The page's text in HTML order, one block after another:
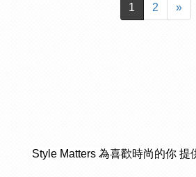
1 2 »
Style Matters 為喜歡時尚的你 提